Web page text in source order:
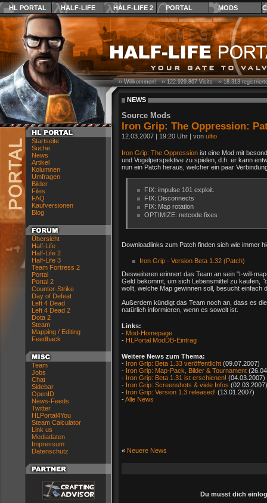
HL PORTAL HALF-LIFE HALF-LIFE 2 PORTAL MODS
Startseite
Suche
News
Artikel
Kolumnen
Umfragen
Bilder
Files
FAQ
Kaufversionen
Blog
Übersicht
Half-Life
Half-Life 2
Half-Life 3
Team Fortress 2
Portal
Portal 2
Counter-Strike
Day of Defeat
Left 4 Dead
Left 4 Dead 2
Dota 2
Steam
Mapping / Editing
Feedback
Team
Jobs
Chat
Sidebar
OpenID
News-Feeds
Twitter
HLPortal4You
Steam Calculator
Link us
Mediadaten
Impressum
Datenschutz
›› Willkommen! ››122.929.867Visits ››18.313
NEWS
Source Mods
Iron Grip: The Oppression:
12.03.2007 | 19:20 Uhr | von ultio
Iron Grip: The Oppression ist eine Mod mit
und Vogelperspektive zu spielen, d.h. er kann
nun ein Patch heraus, welcher ein paar
FIX: impulse 101 exploit.
FIX: Disconnects
FIX: Map rotation
OPTIMIZE: netcode fixes
Downloadlinks zum Patch finden sich wie immer
Iron Grip - Version Beta 1.32 (Patch)
Desweiteren erinnert das Team an sein "I-will-
Geld bekommt, um sich Lebensmittel zu kaufen,
wollt, welche Map gewinnen soll, besucht einfach
Außerdem kündigt das Team noch an, dass es
natürlich informieren, wenn es soweit ist.
Links:
- Mod-Homepage
- HLPortal ModDB-Eintrag
Weitere News zum Thema:
- Iron Grip: Beta 1.33 veröffentlicht (09.07.2007)
- Iron Grip: Map-Pack, Bilder & Tournament
- Iron Grip: Beta 1.31 ist erschienen! (04.03.2007)
- Iron Grip: Screenshots & viele Infos (02.03.2007)
- Iron Grip: Version 1.3 released! (13.01.2007)
-Alle News
« Neuere News
Du musst dich